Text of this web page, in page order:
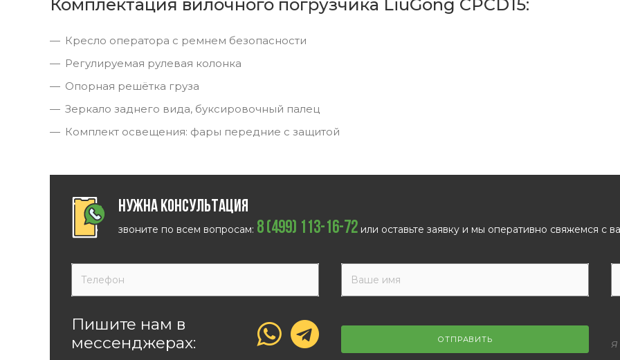
Комплектация вилочного погрузчика LiuGong CPCD15:
Кресло оператора с ремнем безопасности
Регулируемая рулевая колонка
Опорная решётка груза
Зеркало заднего вида, буксировочный палец
Комплект освещения: фары передние с защитой
Нужна консультация
звоните по всем вопросам: 8 (499) 113-16-72 или оставьте заявку и мы оперативно свяжемся с
Пишите нам в
мессенджерах:
ОТПРАВИТЬ Я